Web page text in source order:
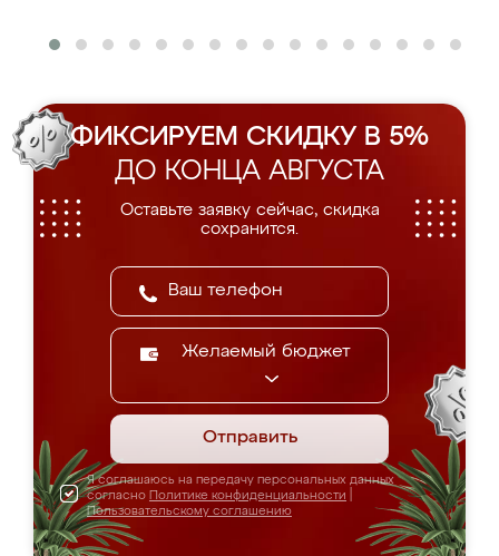
ФИКСИРУЕМ СКИДКУ В 5%
ДО КОНЦА АВГУСТА
Оставьте заявку сейчас, скидка
сохранится.
Желаемый бюджет
Отправить
Я соглашаюсь на передачу персональных данных
согласно Политике конфиденциальности
Пользовательскому соглашению